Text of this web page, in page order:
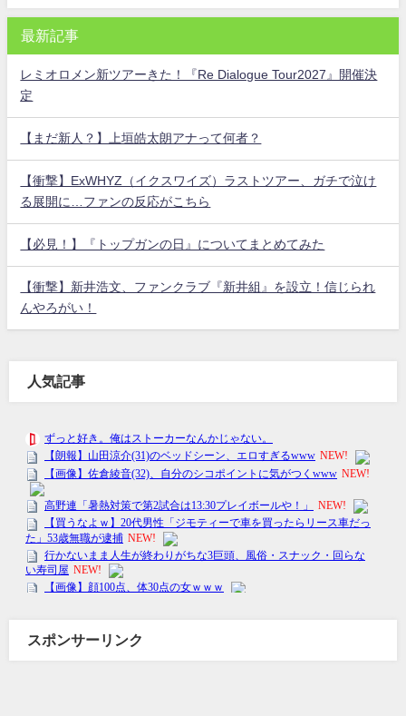
最新記事
レミオロメン新ツアーきた！『Re Dialogue Tour2027』開催決
定
【まだ新人？】上垣皓太朗アナって何者？
【衝撃】ExWHYZ（イクスワイズ）ラストツアー、ガチで泣け
る展開に…ファンの反応がこちら
【必見！】『トップガンの日』についてまとめてみた
【衝撃】新井浩文、ファンクラブ『新井組』を設立！信じられ
んやろがい！
人気記事
スポンサーリンク